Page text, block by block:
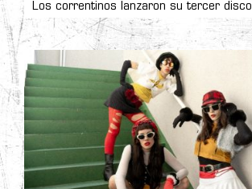
Los correntinos lanzaron su tercer disco